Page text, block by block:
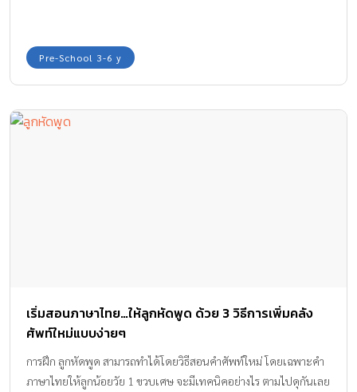
Pre-School 3-6 y
เริ่มสอนภาษาไทย…ให้ลูกหัดพูด ด้วย 3 วิธีการเพิ่มคลัง
ศัพท์ใหม่แบบง่ายๆ
การฝึก ลูกหัดพูด สามารถทำได้โดยวิธีสอนคำศัพท์ใหม่ โดยเฉพาะคำ
ภาษาไทยให้ลูกน้อยวัย 1 ขวบเศษ จะมีเทคนิคอย่างไร ตามไปดุกันเลย